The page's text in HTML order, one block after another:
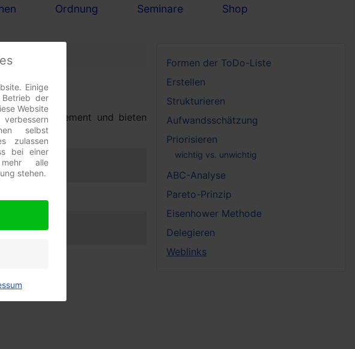
Ordnung Seminare Shop
und bieten
Formen der ToDo-Liste
Erstellen
Strukturieren
Aufwandsschätzung
Priorisieren
wichtig vs. unwichtig
ABC-Analyse
Pareto-Prinzip
Eisenhower Methode
Delegieren
Weblinks
Einige
der
Website
selbst
zulassen
bei einer
alle
stehen.